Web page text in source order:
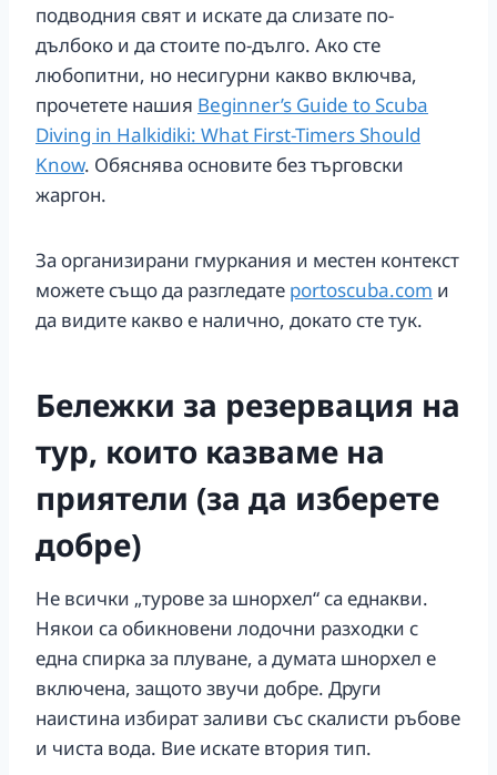
подводния свят и искате да слизате по-
дълбоко и да стоите по-дълго. Ако сте
любопитни, но несигурни какво включва,
прочетете нашия Beginner’s Guide to Scuba
Diving in Halkidiki: What First-Timers Should
Know. Обяснява основите без търговски
жаргон.
За организирани гмуркания и местен контекст
можете също да разгледате portoscuba.com и
да видите какво е налично, докато сте тук.
Бележки за резервация на
тур, които казваме на
приятели (за да изберете
добре)
Не всички „турове за шнорхел“ са еднакви.
Някои са обикновени лодочни разходки с
една спирка за плуване, а думата шнорхел е
включена, защото звучи добре. Други
наистина избират заливи със скалисти ръбове
и чиста вода. Вие искате втория тип.